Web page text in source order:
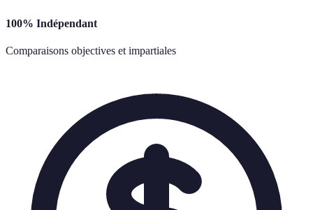
100% Indépendant
Comparaisons objectives et impartiales